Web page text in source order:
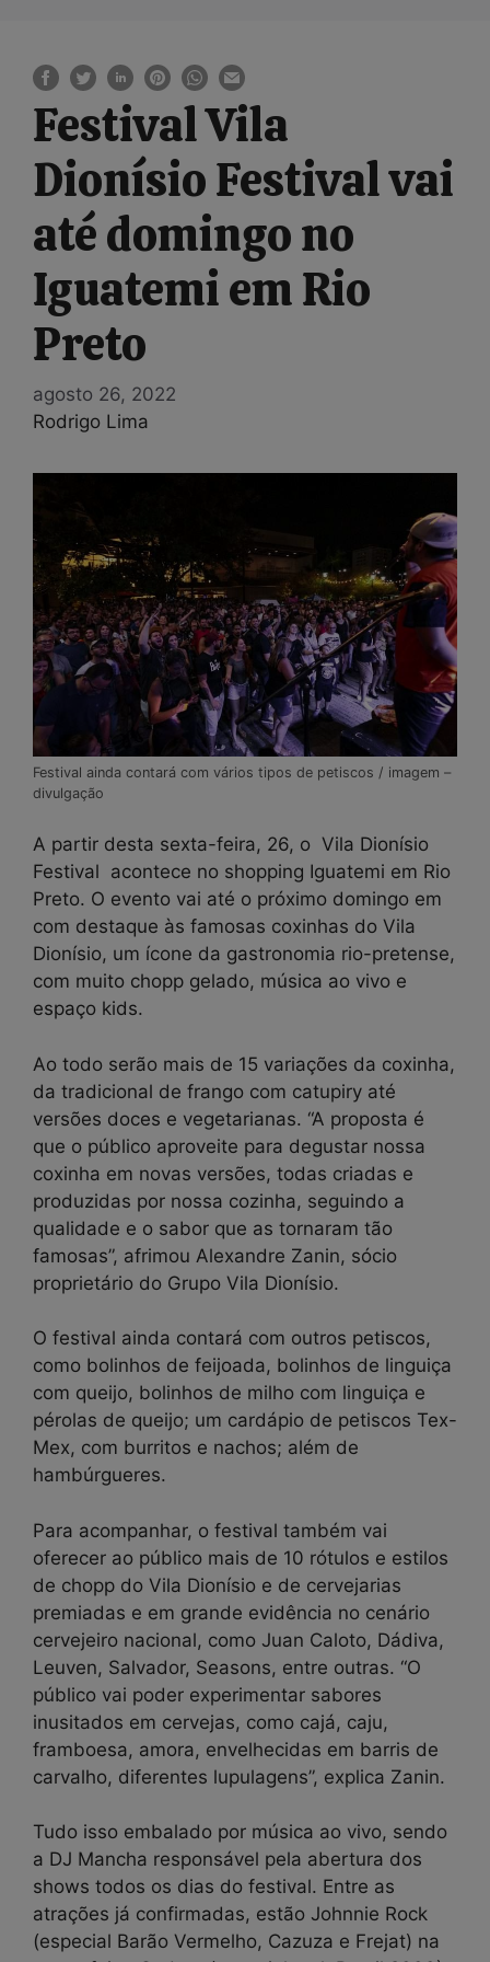
Festival Vila
Dionísio Festival vai
até domingo no
Iguatemi em Rio
Preto
agosto 26, 2022
Rodrigo Lima
Festival ainda contará com vários tipos de petiscos / imagem –
divulgação
A partir desta sexta-feira, 26, o Vila Dionísio
Festival acontece no shopping Iguatemi em Rio
Preto. O evento vai até o próximo domingo em
com destaque às famosas coxinhas do Vila
Dionísio, um ícone da gastronomia rio-pretense,
com muito chopp gelado, música ao vivo e
espaço kids.
Ao todo serão mais de 15 variações da coxinha,
da tradicional de frango com catupiry até
versões doces e vegetarianas. “A proposta é
que o público aproveite para degustar nossa
coxinha em novas versões, todas criadas e
produzidas por nossa cozinha, seguindo a
qualidade e o sabor que as tornaram tão
famosas”, afrimou Alexandre Zanin, sócio
proprietário do Grupo Vila Dionísio.
O festival ainda contará com outros petiscos,
como bolinhos de feijoada, bolinhos de linguiça
com queijo, bolinhos de milho com linguiça e
pérolas de queijo; um cardápio de petiscos Tex-
Mex, com burritos e nachos; além de
hambúrgueres.
Para acompanhar, o festival também vai
oferecer ao público mais de 10 rótulos e estilos
de chopp do Vila Dionísio e de cervejarias
premiadas e em grande evidência no cenário
cervejeiro nacional, como Juan Caloto, Dádiva,
Leuven, Salvador, Seasons, entre outras. “O
público vai poder experimentar sabores
inusitados em cervejas, como cajá, caju,
framboesa, amora, envelhecidas em barris de
carvalho, diferentes lupulagens”, explica Zanin.
Tudo isso embalado por música ao vivo, sendo
a DJ Mancha responsável pela abertura dos
shows todos os dias do festival. Entre as
atrações já confirmadas, estão Johnnie Rock
(especial Barão Vermelho, Cazuza e Frejat) na